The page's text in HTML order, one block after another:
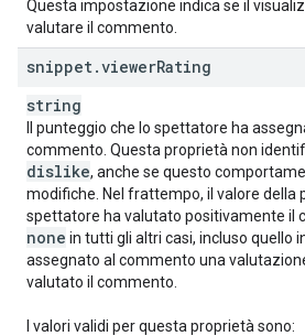
Questa impostazione indica se il
valutare il commento.
snippet.viewerRating
string
Il punteggio che lo spettatore ha
commento. Questa proprietà non
dislike, anche se questo
modifiche. Nel frattempo, il valore della
spettatore ha valutato positivamente il
none in tutti gli altri casi, incluso quello
assegnato al commento una
valutato il commento.
I valori validi per questa proprietà sono: